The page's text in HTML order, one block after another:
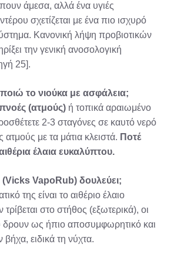
άμεσα, αλλά ένα υγιές
σχετίζεται με ένα πιο ισχυρό
Κανονική λήψη προβιοτικών
την γενική ανοσολογική
25].
το νιούκα με ασφάλεια;
(ατμούς) ή τοπικά αραιωμένο
2-3 σταγόνες σε καυτό νερό
ατμούς με τα μάτια κλειστά. Ποτέ
έλαια ευκαλύπτου.
VapoRub) δουλεύει;
της είναι το αιθέριο έλαιο
στο στήθος (εξωτερικά), οι
δρουν ως ήπιο αποσυμφωρητικό και
βήχα, ειδικά τη νύχτα.